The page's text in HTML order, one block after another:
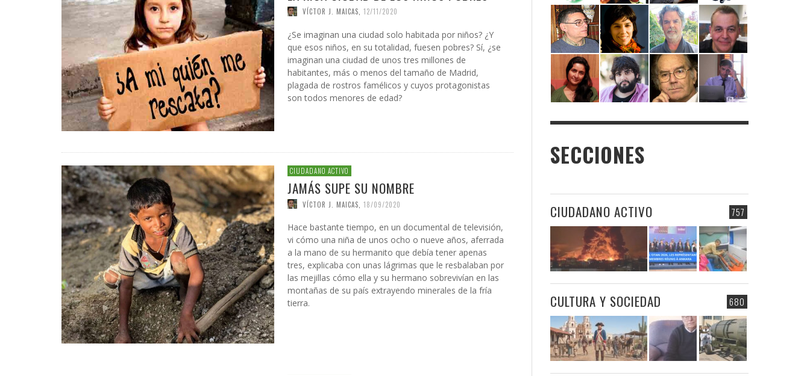
VÍCTOR J. MAICAS 12/11/2020
¿Se imaginan una ciudad solo habitada por niños? ¿Y
que esos niños, en su totalidad, fuesen pobres? Sí, ¿se
imaginan una ciudad de unos tres millones de
habitantes, más o menos del tamaño de Madrid,
plagada de rostros famélicos y cuyos protagonistas
son todos menores de edad?
CIUDADANO ACTIVO
JAMÁS SUPE SU NOMBRE
VÍCTOR J. MAICAS 18/09/2020
Hace bastante tiempo, en un documental de televisión,
vi cómo una niña de unos ocho o nueve años, aferrada
a la mano de su hermanito que debía tener apenas
tres, explicaba con unas lágrimas que le resbalaban por
las mejillas cómo ella y su hermano sobrevivían en las
montañas de su país extrayendo minerales de la fría
tierra.
SECCIONES
757
CIUDADANO ACTIVO
680
CULTURA Y SOCIEDAD